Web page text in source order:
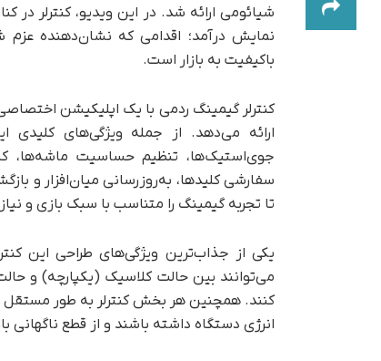
نمایش درآمد؛ اقدامی که نشان‌دهنده
باکیفیت به بازار است.
کنترلر گیمینگ ردمی با یک اپلیکیشن
ارائه می‌دهد. از جمله ویژگی‌های کلیدی
سفارشی کلیدها، به‌روزرسانی میان‌افزار و
تا تجربه گیمینگ را متناسب با سبک بازی و
یکی از جذاب‌ترین ویژگی‌های طراحی این
می‌توانند بین حالت کلاسیک (یکپارچه) و
کنند. همچنین هر بخش کنترلر به‌ طور مستقل
انرژی دستگاه داشته باشند و از قطع ناگهانی